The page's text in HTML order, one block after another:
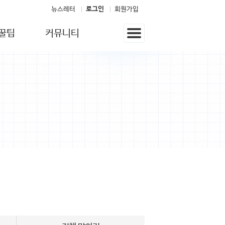
뉴스레터 로그인 회원가입
팁 커뮤니티